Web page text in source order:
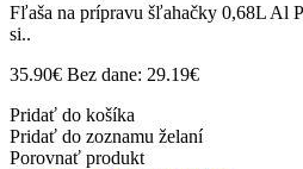
Fľaša na prípravu šľahačky 0,68L Al
si..
35.90€ Bez dane: 29.19€
Pridať do košíka
Pridať do zoznamu želaní
Porovnať produkt